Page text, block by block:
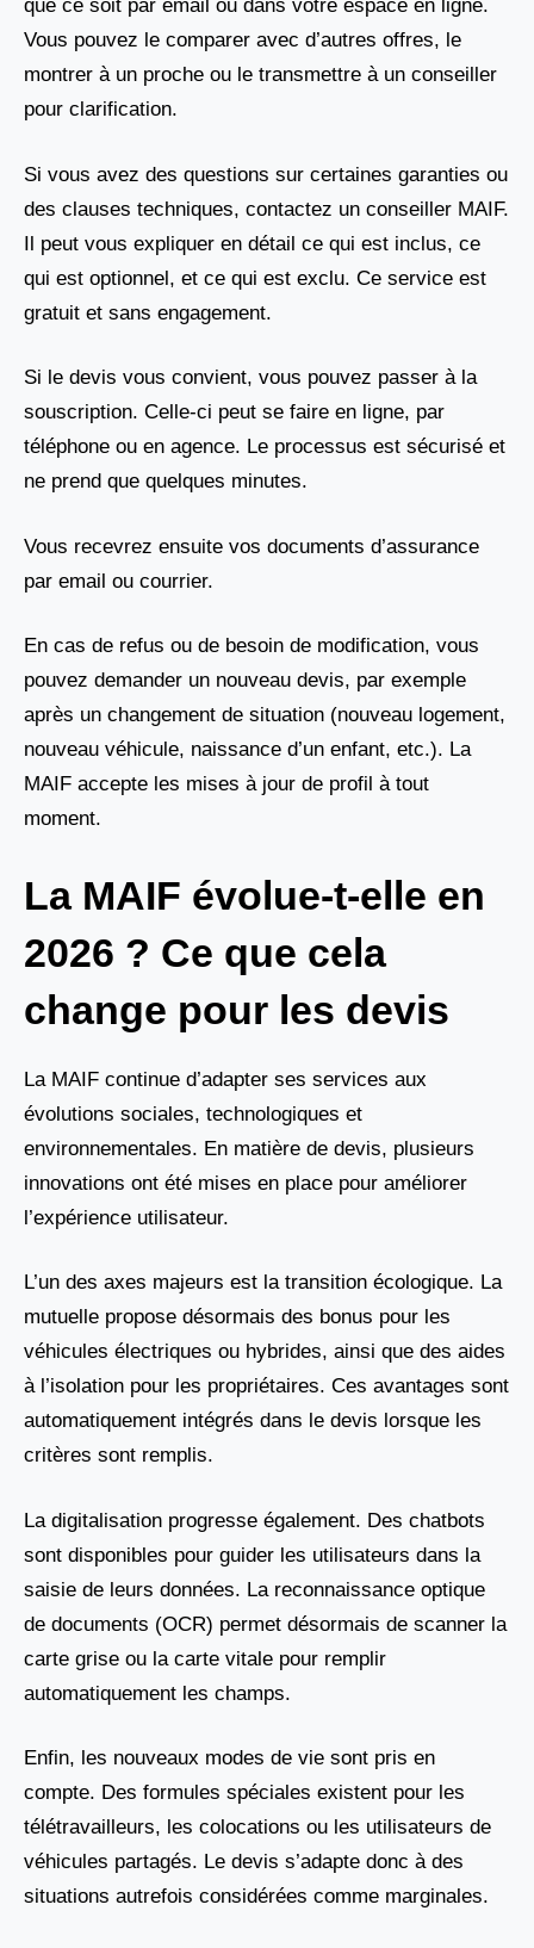
que ce soit par email ou dans votre espace en ligne.
Vous pouvez le comparer avec d’autres offres, le
montrer à un proche ou le transmettre à un conseiller
pour clarification.
Si vous avez des questions sur certaines garanties ou
des clauses techniques, contactez un conseiller MAIF.
Il peut vous expliquer en détail ce qui est inclus, ce
qui est optionnel, et ce qui est exclu. Ce service est
gratuit et sans engagement.
Si le devis vous convient, vous pouvez passer à la
souscription. Celle-ci peut se faire en ligne, par
téléphone ou en agence. Le processus est sécurisé et
ne prend que quelques minutes.
Vous recevrez ensuite vos documents d’assurance
par email ou courrier.
En cas de refus ou de besoin de modification, vous
pouvez demander un nouveau devis, par exemple
après un changement de situation (nouveau logement,
nouveau véhicule, naissance d’un enfant, etc.). La
MAIF accepte les mises à jour de profil à tout
moment.
La MAIF évolue-t-elle en
2026 ? Ce que cela
change pour les devis
La MAIF continue d’adapter ses services aux
évolutions sociales, technologiques et
environnementales. En matière de devis, plusieurs
innovations ont été mises en place pour améliorer
l’expérience utilisateur.
L’un des axes majeurs est la transition écologique. La
mutuelle propose désormais des bonus pour les
véhicules électriques ou hybrides, ainsi que des aides
à l’isolation pour les propriétaires. Ces avantages sont
automatiquement intégrés dans le devis lorsque les
critères sont remplis.
La digitalisation progresse également. Des chatbots
sont disponibles pour guider les utilisateurs dans la
saisie de leurs données. La reconnaissance optique
de documents (OCR) permet désormais de scanner la
carte grise ou la carte vitale pour remplir
automatiquement les champs.
Enfin, les nouveaux modes de vie sont pris en
compte. Des formules spéciales existent pour les
télétravailleurs, les colocations ou les utilisateurs de
véhicules partagés. Le devis s’adapte donc à des
situations autrefois considérées comme marginales.